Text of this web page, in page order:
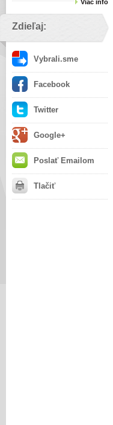
Viac info
Zdieľaj:
Vybrali.sme
Facebook
Twitter
Google+
Poslať Emailom
Tlačiť